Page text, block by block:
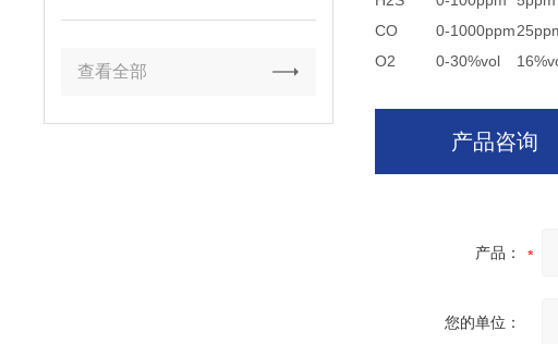
查看全部
CO
0-1000ppm
O2
0-30%vol
产品咨询
产品：
您的单位：